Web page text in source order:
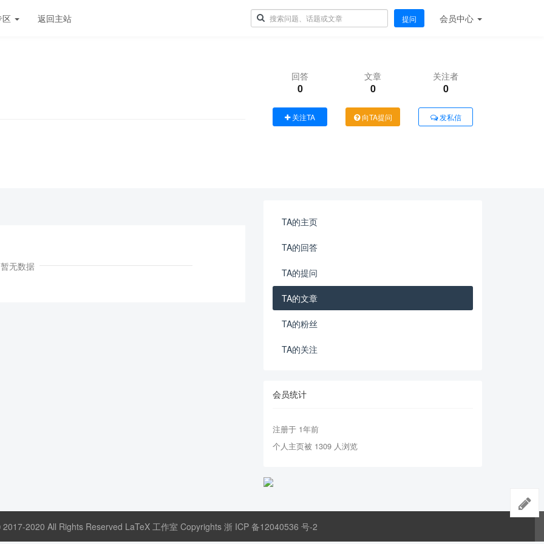
区 返回主站 提问 会员中心
回答
0
文章
0
关注者
0
关注TA 向TA提问 发私信
暂无数据
TA的主页
TA的回答
TA的提问
TA的文章
TA的粉丝
TA的关注
会员统计
注册于 1年前
个人主页被 1309 人浏览
2020 All Rights Reserved LaTeX 工作室 Copyrights 浙 ICP 备12040536 号-2